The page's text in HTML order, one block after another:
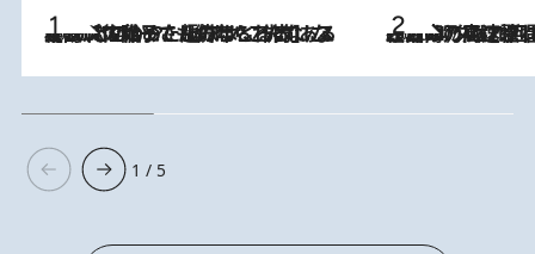
2026.8.5
【阿川佐和子さんの年とる力】なぜ70代で始めた趣味は“こんなに楽しい”のか？ ピアノ、俳句…スランプに陥っても続けられる“ある秘訣”とは 2026.8.7
「湘南乃風に憧れて」観客大盛上がりの“タオル回し”に、ラッパー顔負けの高速歌唱まで…さだまさし（74）のアグレッシブすぎる現在地
1 / 5